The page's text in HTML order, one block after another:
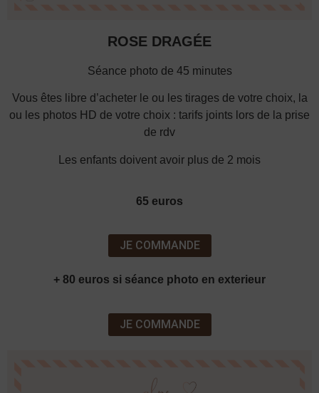
ROSE DRAGÉE
Séance photo de 45 minutes
Vous êtes libre d’acheter le ou les tirages de votre choix, la
ou les photos HD de votre choix : tarifs joints lors de la prise
de rdv
Les enfants doivent avoir plus de 2 mois
65 euros
JE COMMANDE
+ 80 euros si séance photo en exterieur
JE COMMANDE